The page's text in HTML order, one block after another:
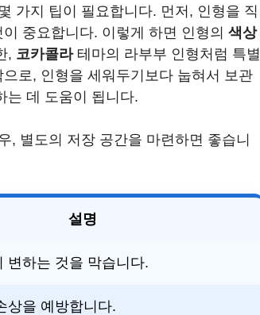
가지 팁이 필요합니다. 먼저, 인형을 직
중요합니다. 이렇게 하면 인형의 색상
, 코카콜라테마의 라부부 인형처럼 특별
로, 인형을 세워두기보다 눕혀서 보관
는 데 도움이 됩니다.
, 별도의 저장 공간을 마련하면 좋습니
설명
변하는 것을 막습니다.
상을 예방합니다.